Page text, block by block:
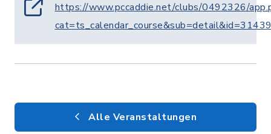
https://www.pccaddie.net/clubs/0492326/
Alle Veranstaltungen